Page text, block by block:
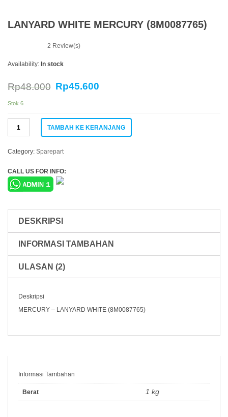
LANYARD WHITE MERCURY (8M0087765)
2 Review(s)
Availability: In stock
Rp48.000 Rp45.600
Stok 6
MERCURY
TAMBAH KE KERANJANG
Category: Sparepart
CALL US FOR INFO:
DESKRIPSI
INFORMASI TAMBAHAN
ULASAN (2)
Deskripsi
MERCURY – LANYARD WHITE (8M0087765)
Informasi Tambahan
Berat 1 kg